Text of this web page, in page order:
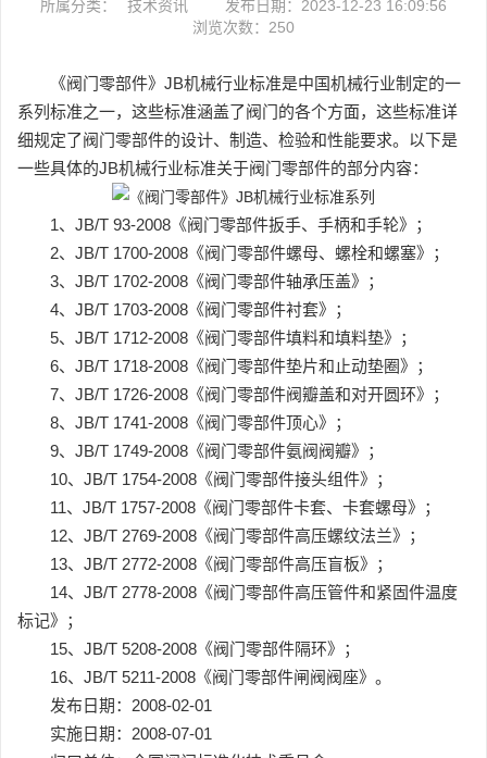
所属分类： 技术资讯
发布日期：2023-12-23 16:09:56
浏览次数： 250
《阀门零部件》JB机械行业标准是中国机械行业制定的一
系列标准之一，这些标准涵盖了阀门的各个方面，这些标准详
细规定了阀门零部件的设计、制造、检验和性能要求。以下是
一些具体的JB机械行业标准关于阀门零部件的部分内容：
1、JB/T 93-2008《阀门零部件扳手、手柄和手轮》；
2、JB/T 1700-2008《阀门零部件螺母、螺栓和螺塞》；
3、JB/T 1702-2008《阀门零部件轴承压盖》；
4、JB/T 1703-2008《阀门零部件衬套》；
5、JB/T 1712-2008《阀门零部件填料和填料垫》；
6、JB/T 1718-2008《阀门零部件垫片和止动垫圈》；
7、JB/T 1726-2008《阀门零部件阀瓣盖和对开圆环》；
8、JB/T 1741-2008《阀门零部件顶心》；
9、JB/T 1749-2008《阀门零部件氨阀阀瓣》；
10、JB/T 1754-2008《阀门零部件接头组件》；
11、JB/T 1757-2008《阀门零部件卡套、卡套螺母》；
12、JB/T 2769-2008《阀门零部件高压螺纹法兰》；
13、JB/T 2772-2008《阀门零部件高压盲板》；
14、JB/T 2778-2008《阀门零部件高压管件和紧固件温度
标记》；
15、JB/T 5208-2008《阀门零部件隔环》；
16、JB/T 5211-2008《阀门零部件闸阀阀座》。
发布日期：2008-02-01
实施日期：2008-07-01